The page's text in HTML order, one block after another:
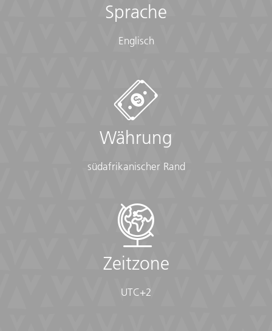
Sprache
Englisch
Währung
südafrikanischer Rand
Zeitzone
UTC+2